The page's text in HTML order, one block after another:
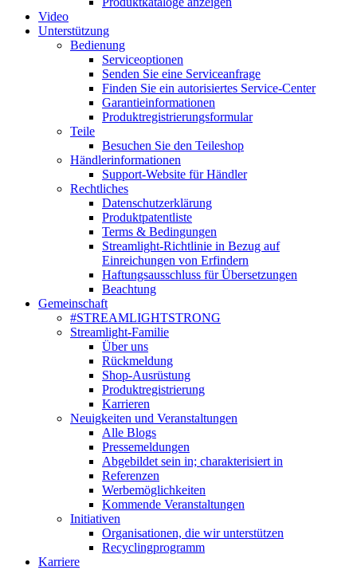
Video
Unterstützung
Bedienung
Serviceoptionen
Senden Sie eine Serviceanfrage
Finden Sie ein autorisiertes Service-Center
Garantieinformationen
Produktregistrierungsformular
Teile
Besuchen Sie den Teileshop
Händlerinformationen
Support-Website für Händler
Rechtliches
Datenschutzerklärung
Produktpatentliste
Terms & Bedingungen
Streamlight-Richtlinie in Bezug auf
Einreichungen von Erfindern
Haftungsausschluss für Übersetzungen
Beachtung
Gemeinschaft
#STREAMLIGHTSTRONG
Streamlight-Familie
Über uns
Rückmeldung
Shop-Ausrüstung
Produktregistrierung
Karrieren
Neuigkeiten und Veranstaltungen
Alle Blogs
Pressemeldungen
Abgebildet sein in; charakterisiert in
Referenzen
Werbemöglichkeiten
Kommende Veranstaltungen
Initiativen
Organisationen, die wir unterstützen
Recyclingprogramm
Karriere